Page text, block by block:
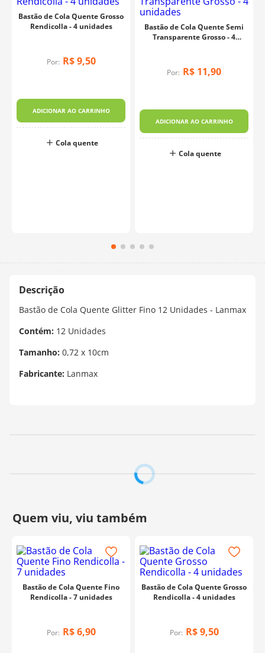
Bastão de Cola Quente Grosso
Rendicolla - 4 unidades
Por: R$ 9,50
ADICIONAR AO CARRINHO
Cola quente
Bastão de Cola Quente Semi
Transparente Grosso - 4
Por: R$ 11,90
ADICIONAR AO CARRINHO
Cola quente
Bastão de Cola Quente Glitter Fino 12 Unidades - Lanmax
Contém: 12 Unidades
Tamanho: 0,72 x 10cm
Fabricante: Lanmax
Bastão de Cola Quente Fino
Rendicolla - 7 unidades
Por: R$ 6,90
Bastão de Cola Quente Grosso
Rendicolla - 4 unidades
Por: R$ 9,50